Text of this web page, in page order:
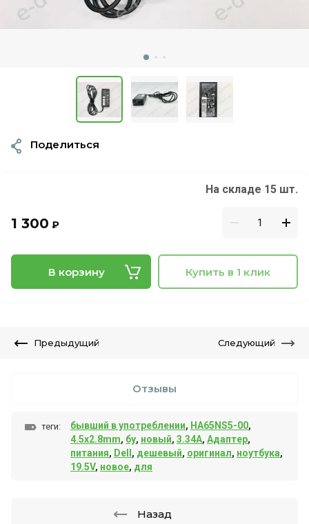
На складе 15 шт.
1 300 ₽
В корзину Купить в 1 клик
Поделиться
Предыдущий Следующий
Отзывы
теги: бывший в употреблении, HA65NS5-00,
4.5x2.8mm, бу, новый, 3.34A, Адаптер,
питания, Dell , дешевый, оригинал, ноутбука,
19.5V, новое, для
Назад